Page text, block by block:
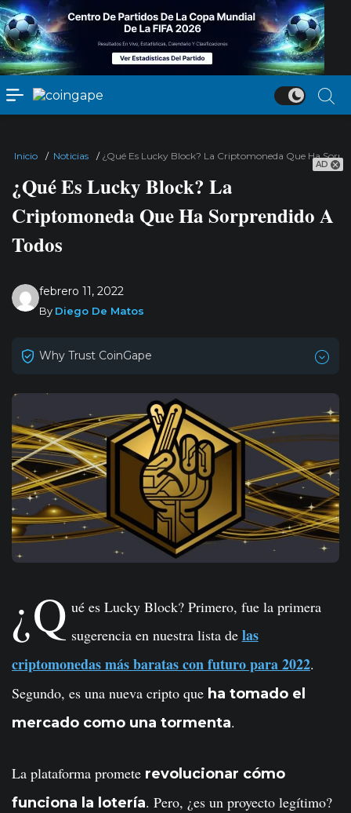
AD
Inicio / Noticias / ¿Qué Es Lucky Block? La Criptomoneda Que Ha
¿Qué Es Lucky Block? La
Criptomoneda Que Ha Sorprendido A
Todos
febrero 11, 2022
By Diego De Matos
Why Trust CoinGape
¿Q ué es Lucky Block? Primero, fue la primera
sugerencia en nuestra lista de las
criptomonedas más baratas con futuro para 2022.
Segundo, es una nueva cripto que ha tomado el
mercado como una tormenta.
La plataforma promete revolucionar cómo
funciona la lotería. Pero, ¿es un proyecto legítimo?